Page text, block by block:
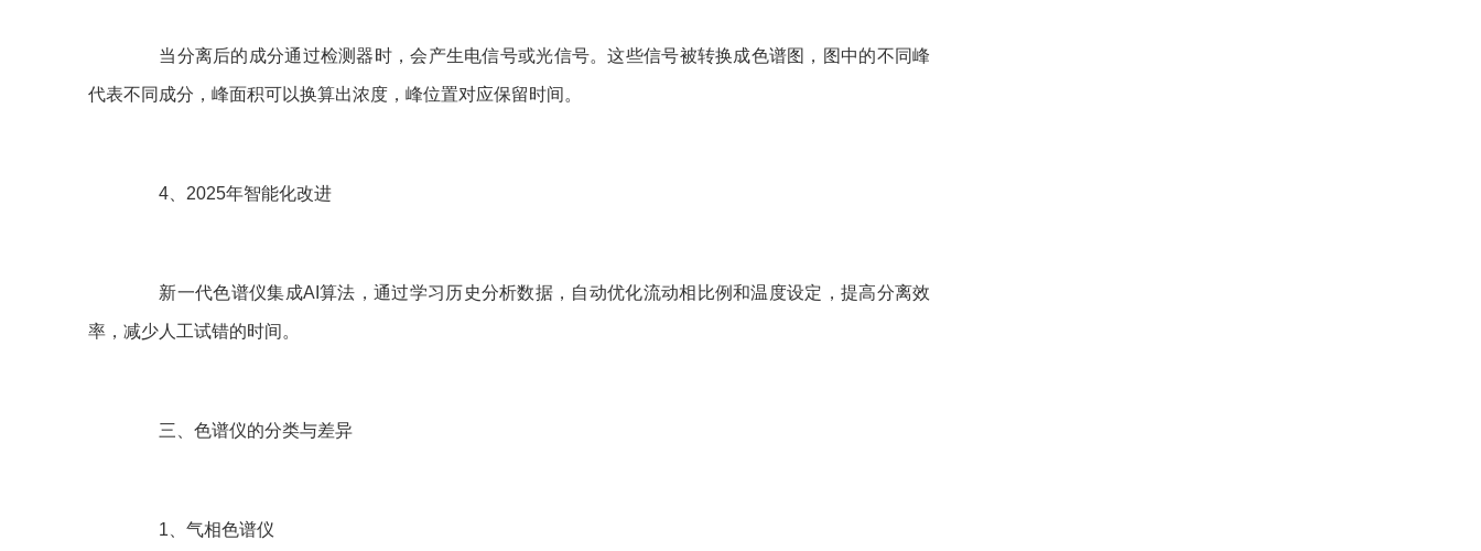
当分离后的成分通过检测器时，会产生电信号或光信号。这些信号被转换成色谱图，图中的不同峰
代表不同成分，峰面积可以换算出浓度，峰位置对应保留时间。
4、2025年智能化改进
新一代色谱仪集成AI算法，通过学习历史分析数据，自动优化流动相比例和温度设定，提高分离效
率，减少人工试错的时间。
三、色谱仪的分类与差异
1、气相色谱仪